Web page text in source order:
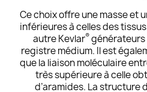
Ce choix offre une masse et
inférieures à celles des
autre Kevlar®générateurs
registre médium. Il est
que la liaison moléculaire
très supérieure à celle
d’aramides. La structure